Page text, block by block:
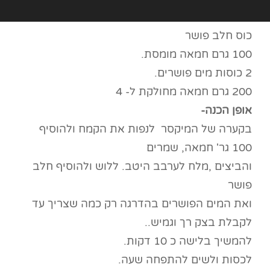
כוס חלב פושר
100 גרם חמאה מומסת.
2 כוסות מים פושרים.
200 גרם חמאה מחולקת ל- 4
אופן הכנה-
בקערה של המיקסר לנפות את הקמח ולהוסיף
100 גר' חמאה, שמרים
והביצים ,מלח לערבב היטב. ללוש ולהוסיף חלב
פושר
ואת המים הפושרים בהדרגה רק כמה שצריך עד
לקבלת בצק רך וגמיש..
להמשיך בלישה כ 10 דקות.
לכסות ולשים להתפחה שעה.